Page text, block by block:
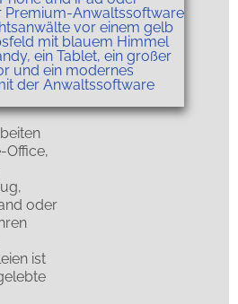
Office,
oder
ist